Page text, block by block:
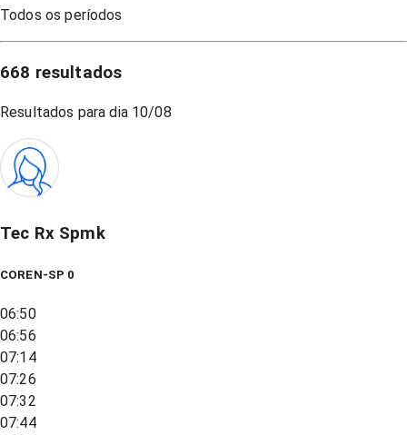
Todos os períodos
668 resultados
Resultados para dia 10/08
Tec Rx Spmk
COREN-SP 0
06:50
06:56
07:14
07:26
07:32
07:44